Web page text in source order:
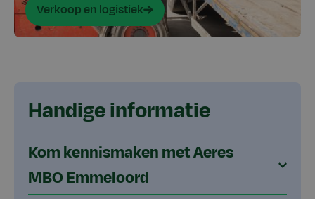
Verkoop en logistiek
Handige informatie
Kom kennismaken met Aeres
MBO Emmeloord